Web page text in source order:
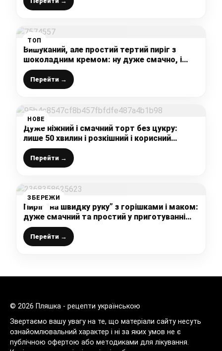
ТОП
Вишуканий, але простий тертий пиріг з
шоколадним кремом: ну дуже смачно, і
простіше та дешевше ніж ви думаєте!
Перейти →
НОВЕ
Дуже ніжний і смачний торт без цукру:
лише 50 хвилин і розкішний і корисний
десерт готовий
Перейти →
ЗБЕРЕЖИ
Пиріг “на швидку руку” з горішками і маком:
дуже смачний та простий у приготуванні
пиріг на пісочному тісті
Перейти →
© 2026 Пляшка - рецепти українською
Звертаємо вашу увагу на те, що матеріали сайту несуть
ознайомлювальний характер і ні за яких умов не є
публічною офертою або методиками для лікування.